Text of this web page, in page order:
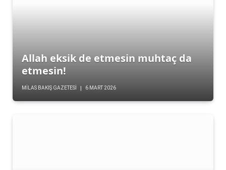
Allah eksik de etmesin muhtaç da
etmesin!
MILAS BAKIŞ GAZETESI 6 MART 2026